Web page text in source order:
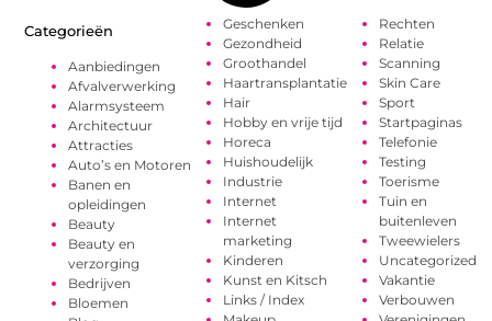
Categorieën
Aanbiedingen
Afvalverwerking
Alarmsysteem
Architectuur
Attracties
Auto’s en Motoren
Banen en
opleidingen
Beauty
Beauty en
verzorging
Bedrijven
Bloemen
Geschenken
Gezondheid
Groothandel
Haartransplantatie
Hair
Hobby en vrije tijd
Horeca
Huishoudelijk
Industrie
Internet
Internet
marketing
Kinderen
Kunst en Kitsch
Links / Index
Rechten
Relatie
Scanning
Skin Care
Sport
Startpaginas
Telefonie
Testing
Toerisme
Tuin en
buitenleven
Tweewielers
Uncategorized
Vakantie
Verbouwen